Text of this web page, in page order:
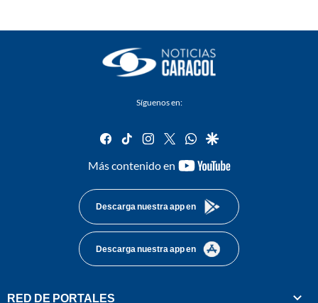
Síguenos en:
facebook
tiktok instagram
twitterwhatsapp
google
Más contenido en
youtube-
Descarga nuestra app en
Descarga nuestra app en
RED DE PORTALES